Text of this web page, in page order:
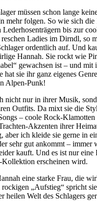
müssen schon lange
mehr folgen. So wie sich die
bis zur
Ladies im Dirndl, so
ordentlich auf. Und
Hannah. Sie rockt wie
gewachsen ist – und mit
hat sie ihr ganz eigenes
Alpen-Punk!
nicht nur in ihrer Musik,
Outfits. Da mixt sie die
– coole Rock-
Akzenten ihrer
aber ich kleide sie gerne in
sehr gut ankommt – immer
kauft. Und es ist nur eine
Kollektion erscheinen wird.
eine starke Frau, die
rockigen „Aufstieg“ spricht
heilen Welt des Schlagers